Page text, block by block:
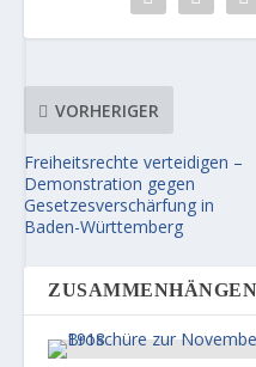
VORHERIGER
Freiheitsrechte verteidigen –
Demonstration gegen
Gesetzesverschärfung in
Baden-Württemberg